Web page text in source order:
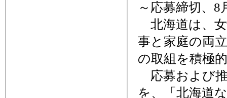
～応募締切、8
北海道は、
事と家庭の両
の取組を積極
応募および
を、「北海道